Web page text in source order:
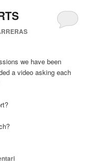
we have been
a video asking each